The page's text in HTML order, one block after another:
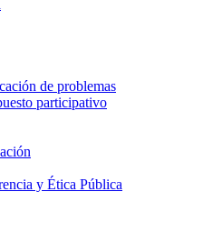
de problemas
participativo​
y Ética Pública